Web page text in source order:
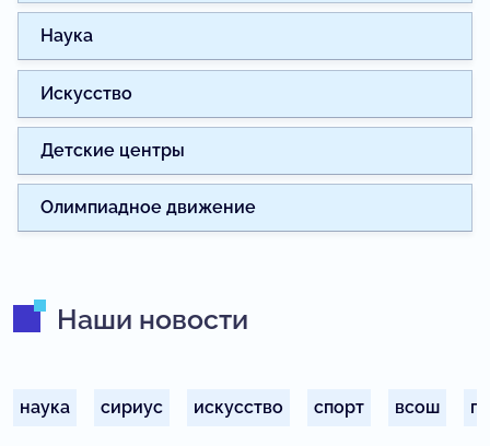
Наука
Искусство
Детские центры
Олимпиадное движение
Наши новости
наука сириус искусство спорт всош